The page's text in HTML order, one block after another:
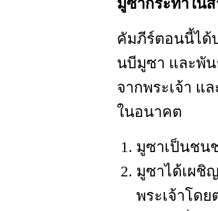
มูซากระทำใน
คัมภีร์ตอนนี้ได้
นบีมูซา และพั
จากพระเจ้า แ
ในอนาคต
มูซาเป็นชน
มูซาได้เผชิ
พระเจ้าโดย